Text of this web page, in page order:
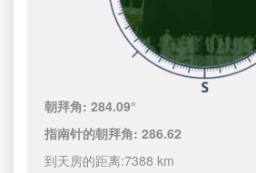
朝拜角:284.09°
指南针的朝拜角:286.62
到天房的距离:7388 km